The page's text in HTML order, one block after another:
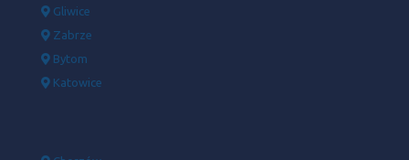
Gliwice
Zabrze
Bytom
Katowice